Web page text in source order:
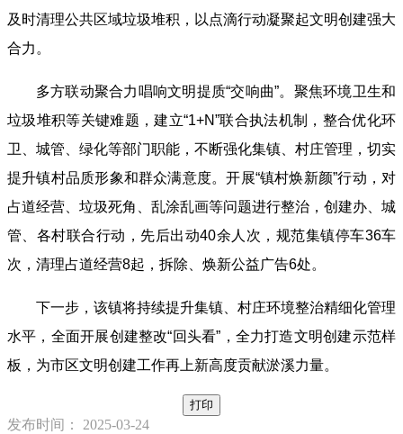
及时清理公共区域垃圾堆积，以点滴行动凝聚起文明创建强大
合力。
多方联动聚合力唱响文明提质“交响曲”。聚焦环境卫生和
垃圾堆积等关键难题，建立“1+N”联合执法机制，整合优化环
卫、城管、绿化等部门职能，不断强化集镇、村庄管理，切实
提升镇村品质形象和群众满意度。开展“镇村焕新颜”行动，对
占道经营、垃圾死角、乱涂乱画等问题进行整治，创建办、城
管、各村联合行动，先后出动40余人次，规范集镇停车36车
次，清理占道经营8起，拆除、焕新公益广告6处。
下一步，该镇将持续提升集镇、村庄环境整治精细化管理
水平，全面开展创建整改“回头看”，全力打造文明创建示范样
板，为市区文明创建工作再上新高度贡献淤溪力量。
打印
发布时间： 2025-03-24